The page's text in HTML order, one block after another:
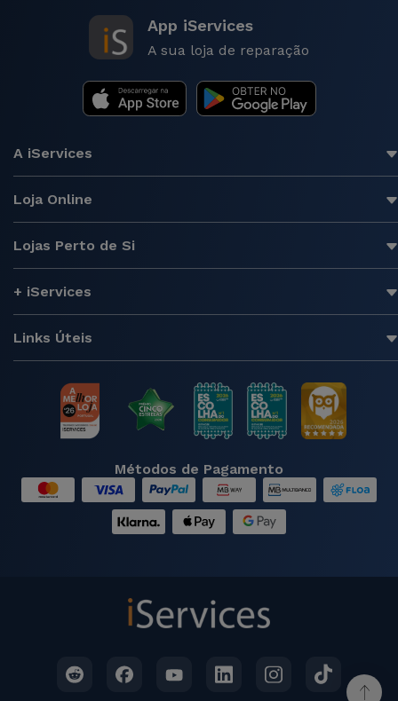
App iServices
A sua loja de reparação
A iServices
Loja Online
Lojas Perto de Si
+ iServices
Links Úteis
Métodos de Pagamento